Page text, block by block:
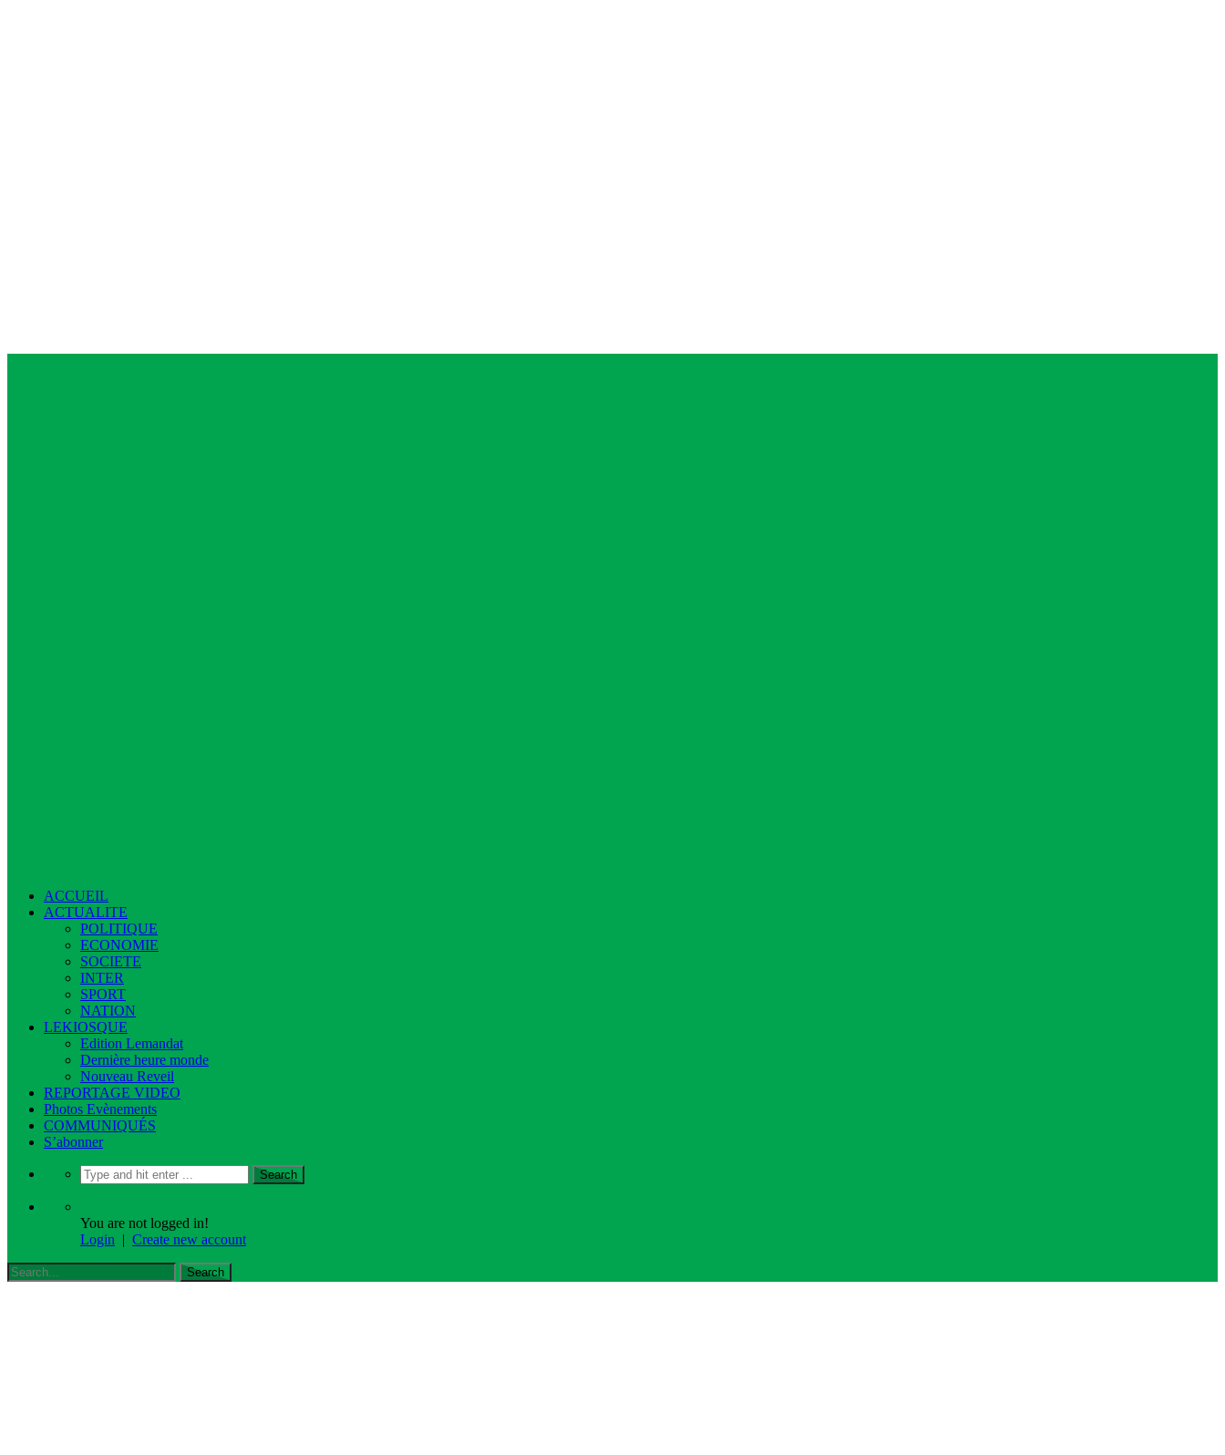
ACCUEIL
ACTUALITE
POLITIQUE
ECONOMIE
SOCIETE
INTER
SPORT
NATION
LEKIOSQUE
Edition Lemandat
Dernière heure monde
Nouveau Reveil
REPORTAGE VIDEO
Photos Evènements
COMMUNIQUÉS
S’abonner
You are not logged in!
Login | Create new account